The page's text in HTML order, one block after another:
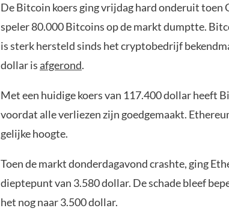
De Bitcoin koers ging vrijdag hard onderuit toen
speler 80.000 Bitcoins op de markt dumptte.
is sterk hersteld sinds het cryptobedrijf
dollar isafgerond.
Met een huidige koers van 117.400 dollar heeft
voordat alle verliezen zijn goedgemaakt.
gelijke hoogte.
Toen de markt donderdagavond crashte, ging
dieptepunt van 3.580 dollar. De schade bleef
het nog naar 3.500 dollar.